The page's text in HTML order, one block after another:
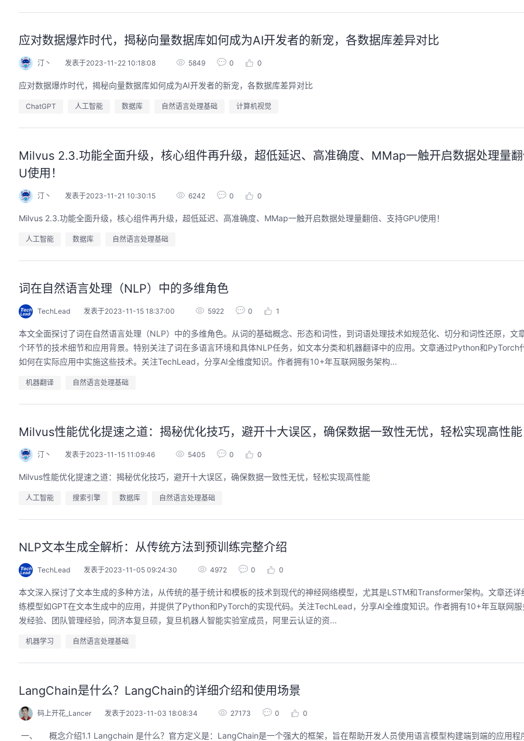
应对数据爆炸时代，揭秘向量数据库如何成为AI开发者的新宠，各数据库差异对比
汀丶 发表于2023-11-22 10:18:08 5849 0 0
应对数据爆炸时代，揭秘向量数据库如何成为AI开发者的新宠，各数据库差异对比
ChatGPT 人工智能 数据库 自然语言处理基础 计算机视觉
Milvus 2.3.功能全面升级，核心组件再升级，超低延迟、高准确度、MMap一触开启数据处理量
U使用！
汀丶 发表于2023-11-21 10:30:15 6242 0 0
Milvus 2.3.功能全面升级，核心组件再升级，超低延迟、高准确度、MMap一触开启数据处理量翻倍、支持GPU使用！
人工智能 数据库 自然语言处理基础
词在自然语言处理（NLP）中的多维角色
TechLead 发表于2023-11-15 18:37:00 5922 0 1
本文全面探讨了词在自然语言处理（NLP）中的多维角色。从词的基础概念、形态和词性，到词语处理技术如规范化、切分和词性还原，文
个环节的技术细节和应用背景。特别关注了词在多语言环境和具体NLP任务，如文本分类和机器翻译中的应用。文章通过Python和PyTorch
如何在实际应用中实施这些技术。关注TechLead，分享AI全维度知识。作者拥有10+年互联网服务架构...
机器翻译 自然语言处理基础
Milvus性能优化提速之道：揭秘优化技巧，避开十大误区，确保数据一致性无忧，轻松实现高性能
汀丶 发表于2023-11-15 11:09:46 5405 0 0
Milvus性能优化提速之道：揭秘优化技巧，避开十大误区，确保数据一致性无忧，轻松实现高性能
人工智能 搜索引擎 数据库 自然语言处理基础
NLP文本生成全解析：从传统方法到预训练完整介绍
TechLead 发表于2023-11-05 09:24:30 4972 0 0
本文深入探讨了文本生成的多种方法，从传统的基于统计和模板的技术到现代的神经网络模型，尤其是LSTM和Transformer架构。文章还详
练模型如GPT在文本生成中的应用，并提供了Python和PyTorch的实现代码。关注TechLead，分享AI全维度知识。作者拥有10+年互联网
发经验、团队管理经验，同济本复旦硕，复旦机器人智能实验室成员，阿里云认证的资...
机器学习 自然语言处理基础
LangChain是什么？LangChain的详细介绍和使用场景
码上开花_Lancer 发表于2023-11-03 18:08:34 27173 0 0
一、 概念介绍1.1 Langchain 是什么？官方定义是：LangChain是一个强大的框架，旨在帮助开发人员使用语言模型构建端到端的应用程